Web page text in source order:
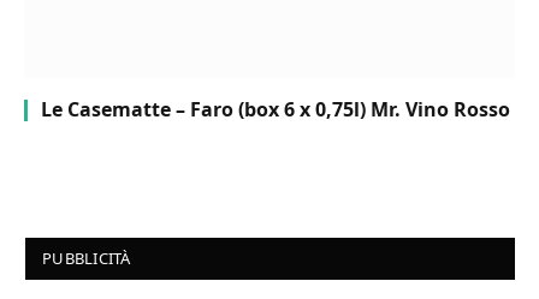
Le Casematte – Faro (box 6 x 0,75l) Mr. Vino Rosso
PUBBLICITÀ